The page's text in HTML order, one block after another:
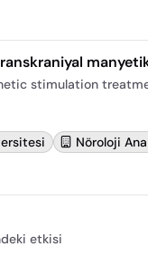
stimulation
Nöroloji
etkisi